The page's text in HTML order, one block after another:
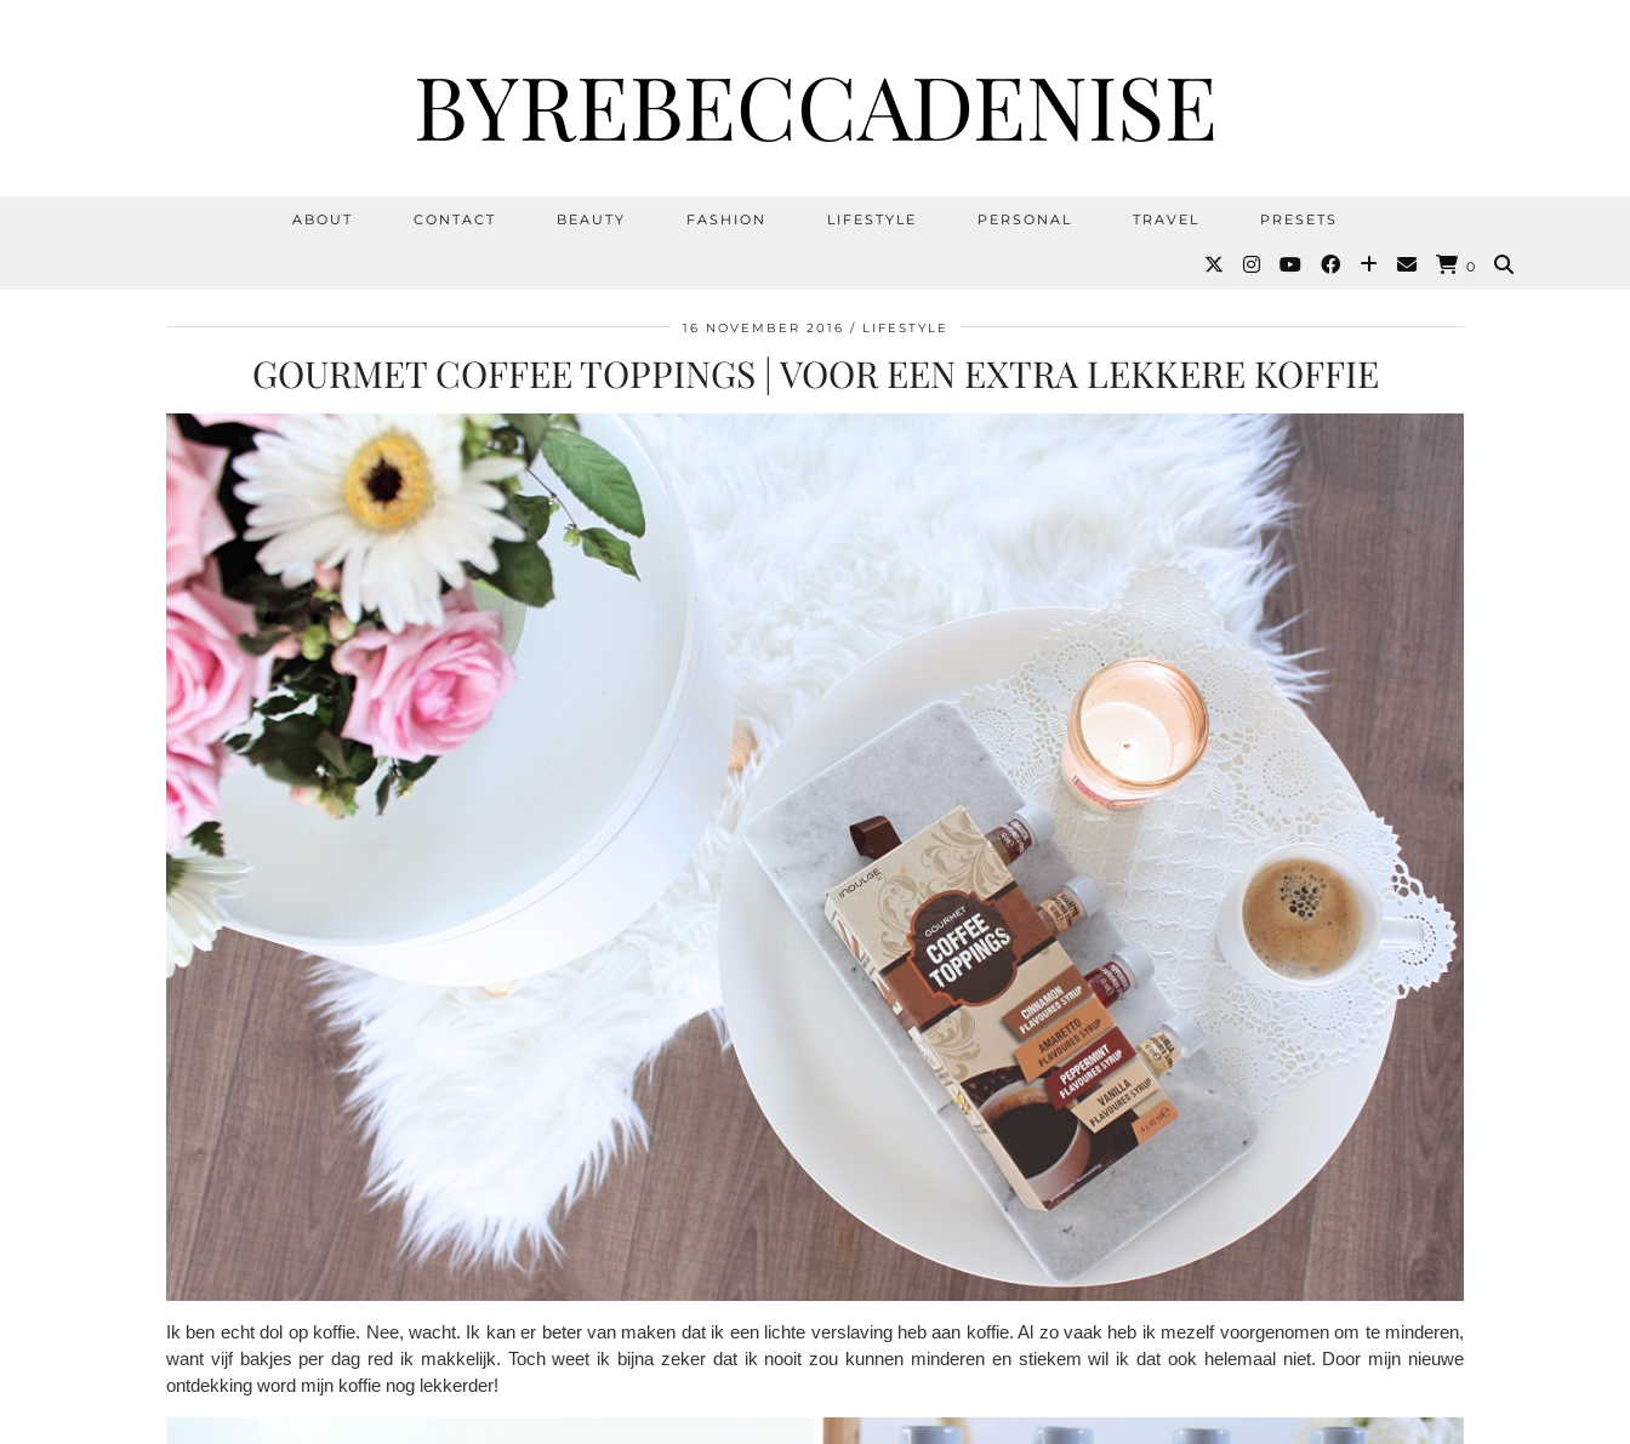
BYREBECCADENISE
ABOUT CONTACT BEAUTY FASHION LIFESTYLE PERSONAL TRAVEL PRESETS
0
16 NOVEMBER 2016 LIFESTYLE
GOURMET COFFEE TOPPINGS | VOOR EEN EXTRA LEKKERE KOFFIE
Ik ben echt dol op koffie. Nee, wacht. Ik kan er beter van maken dat ik een lichte verslaving heb aan koffie. Al zo vaak heb ik mezelf voorgenomen om te minderen,
want vijf bakjes per dag red ik makkelijk. Toch weet ik bijna zeker dat ik nooit zou kunnen minderen en stiekem wil ik dat ook helemaal niet. Door mijn nieuwe
ontdekking word mijn koffie nog lekkerder!